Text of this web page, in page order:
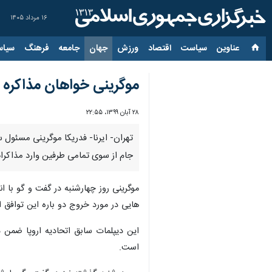
۱۶ مرداد ۱۴۰۵
عناوین‌ سیاست اقتصاد ورزش جهان جامعه فرهنگ
موگرینی خواهان مذاکره
۲۸ آبان ۱۳۹۹، ۲۲:۵۵